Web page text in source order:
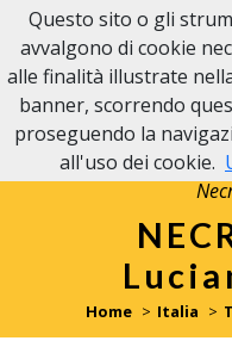
Home Italia
Questo sito o gli
avvalgono di cookie
alle finalità illustrate
banner, scorrendo
proseguendo la
all'uso dei cookie.